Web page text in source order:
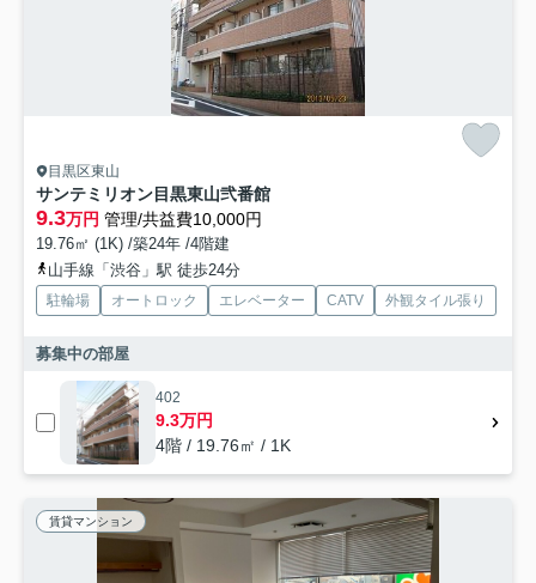
目黒区東山
サンテミリオン目黒東山弐番館
9.3万円 管理/共益費10,000円
19.76㎡ (1K) /築24年 /4階建
山手線「渋谷」駅 徒歩24分
駐輪場 オートロック エレベーター CATV 外観タイル張り
募集中の部屋
402
9.3万円
4階 / 19.76㎡ / 1K
賃貸マンション